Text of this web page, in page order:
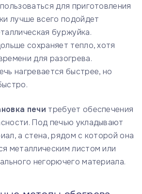
для приготовления
лучше всего подойдет
буржуйка.
сохраняет тепло, хотя
для разогрева.
нагревается быстрее, но
печи требует обеспечения
Под печью укладывают
а стена, рядом с которой она
металлическим листом или
негорючего материала.